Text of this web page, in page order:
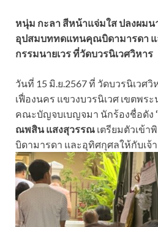
หนุ่ม กะลา สีหน้าแจ่มใส ปลงผมน
อุปสมบททดแทนคุณบิดามารดา แ
กรรมนายเวร ที่วัดบวรนิเวศวิหาร
วันที่ 15 มิ.ย.2567 ที่ วัดบวรนิเวศ
เฟื่องนคร แขวงบวรนิเวศ เขตพร
คณะบัญจบเบญจมา นักร้องชื่อดัง
ณพสิน แสงสุวรรณ เตรียมตัวเข้
บิดามารดา และอุทิศกุศลให้กับเจ้